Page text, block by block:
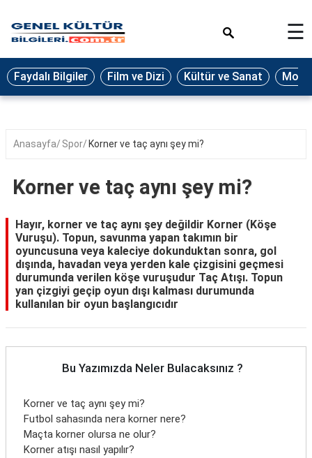
Eğitim
Ekonomi
Seyahat
Oyun
Yaşam
Hukuk
Blog
☰
Faydalı Bilgiler Film ve Dizi Kültür ve Sanat
Anasayfa Spor Korner ve taç aynı şey mi?
Korner ve taç aynı şey mi?
Hayır, korner ve taç aynı şey değildir Korner (Köşe
Vuruşu). Topun, savunma yapan takımın bir
oyuncusuna veya kaleciye dokunduktan sonra, gol
dışında, havadan veya yerden kale çizgisini geçmesi
durumunda verilen köşe vuruşudur Taç Atışı. Topun
yan çizgiyi geçip oyun dışı kalması durumunda
kullanılan bir oyun başlangıcıdır
Bu Yazımızda Neler Bulacaksınız ?
Korner ve taç aynı şey mi?
Futbol sahasında nera korner nere?
Maçta korner olursa ne olur?
Korner atışı nasıl yapılır?